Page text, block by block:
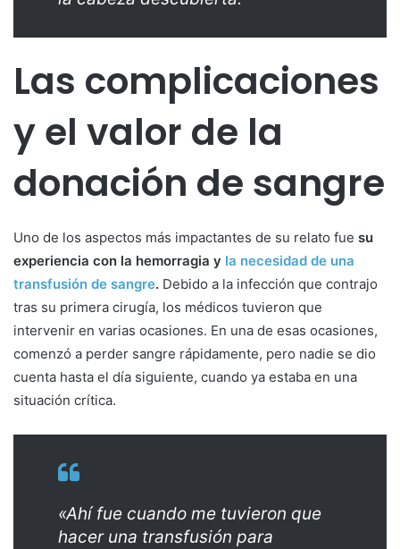
Las complicaciones
y el valor de la
donación de sangre
Uno de los aspectos más impactantes de su relato fue su
experiencia con la hemorragia y la necesidad de una
transfusión de sangre. Debido a la infección que contrajo
tras su primera cirugía, los médicos tuvieron que
intervenir en varias ocasiones. En una de esas ocasiones,
comenzó a perder sangre rápidamente, pero nadie se dio
cuenta hasta el día siguiente, cuando ya estaba en una
situación crítica.
«Ahí fue cuando me tuvieron que
hacer una transfusión para